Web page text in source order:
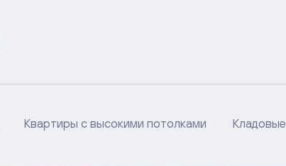
Квартиры с высокими потолками Кладовые